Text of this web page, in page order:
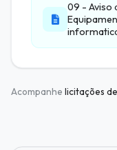
09 - Aviso
Acompanhe licitações